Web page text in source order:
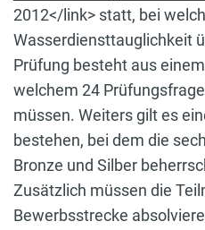
2012</link> statt, bei
Wasserdiensttauglichkeit
Prüfung besteht aus
welchem 24
müssen. Weiters gilt es
bestehen, bei dem die
Bronze und Silber
Zusätzlich müssen die
Bewerbsstrecke